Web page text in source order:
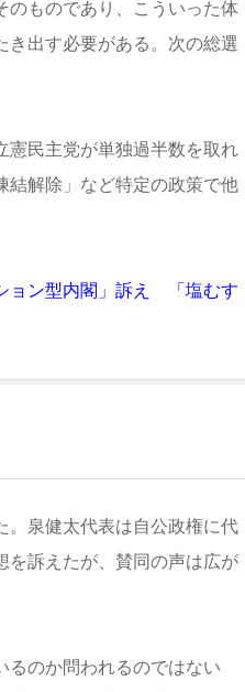
のものであり、こういった体
き出す必要がある。次の総選
憲民主党が単独過半数を取れ
結解除」など特定の政策で他
ョン型内閣」訴え 「塩むす
。泉健太代表は自公政権に代
を訴えたが、賛同の声は広が
るのか問われるのではない